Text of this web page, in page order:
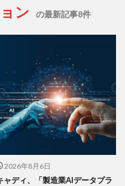
ン の最新記事8件
2026年8月6日
ャディ、「製造業AIデータプラ